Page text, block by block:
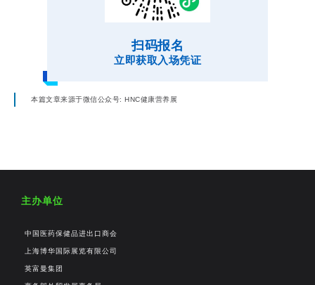
扫码报名
立即获取入场凭证
本篇文章来源于微信公众号: HNC健康营养展
主办单位
中国医药保健品进出口商会
上海博华国际展览有限公司
英富曼集团